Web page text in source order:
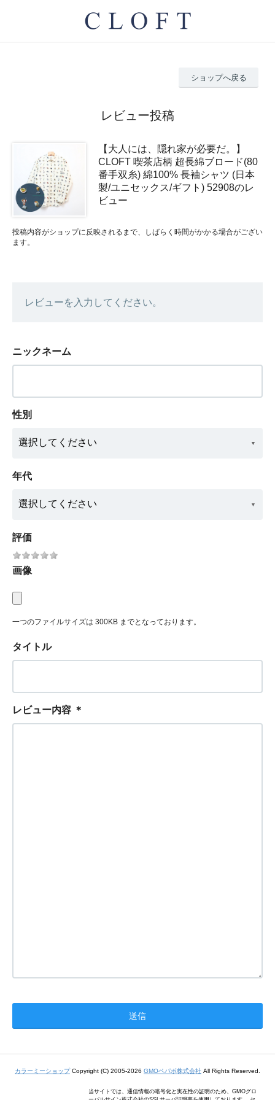
ショップへ戻る
レビュー投稿
【大人には、隠れ家が必要だ。】
CLOFT 喫茶店柄 超長綿ブロード(80
番手双糸) 綿100% 長袖シャツ (日本
製/ユニセックス/ギフト) 52908のレ
ビュー
投稿内容がショップに反映されるまで、しばらく時間がかかる場合がござい
ます。
レビューを入力してください。
ニックネーム
性別
年代
評価
画像
一つのファイルサイズは 300KB までとなっております。
タイトル
レビュー内容 ＊
カラーミーショップCopyright (C) 2005-2026 GMOペパボ株式会社 All Rights Reserved.
当サイトでは、通信情報の暗号化と実在性の証明のため、GMOグロ